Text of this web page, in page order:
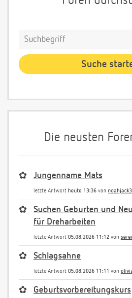
Die neusten
✿ Jungenname Mats
letzte Antwort heute 13:36 von
✿
Suchen Geburten und
für Dreharbeiten
letzte Antwort 05.08.2026 11:12 von
✿ Schlagsahne
letzte Antwort 05.08.2026 11:11 von
✿ Geburtsvorbereitungskurs